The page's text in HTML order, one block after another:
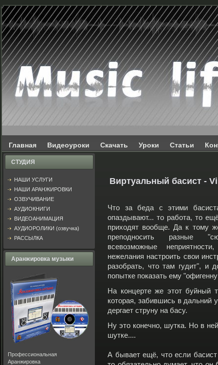
Главная Видеоуроки Скачать Уроки Статьи
СТУДИЯ
НАШИ УСЛУГИ
НАШИ АРАНЖИРОВКИ
ОЗВУЧИВАНИЕ
АУДИОКНИГИ
ВИДЕОАНИМАЦИЯ
АУДИОРОЛИКИ (озвучка)
РАССЫЛКА
Аранжировка музыки
Профессиональная
Аранжировка
Виртуальный басист -
Что за беда с этими
опаздывают... то работа, то
приходят вообще. Да к тому
преподносить разные
всевозможные
нежелания настроить свои
разобрать, что там гудит", и
попытке показать ему
На концерте же этот буйный
которая, забившись в дальний
дергает струну на басу.
Ну это конечно, шутка. Но в
шутке....
А бывает ещё, что если